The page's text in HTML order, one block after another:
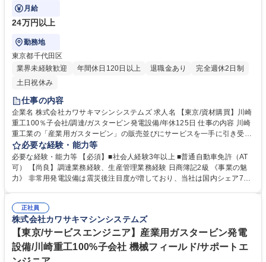
品）調達業務に従事していただきます。
月給
24万円以上
勤務地
東京都千代田区
業界未経験歓迎
年間休日120日以上 退職金あり
完全週休2日制
土日祝休み
仕事の内容
企業名 株式会社カワサキマシンシステムズ 求人名 【東京/資材購買】川崎
重工100％子会社/調達/ガスタービン発電設備/年休125日 仕事の内容 川崎
重工業の「産業用ガスタービン」の販売並びにサービスを一手に引き受け
る当社にて、アフターサービス本部（発電設備のアフターサービスを担う
事業）の資材（人・部品）調達業務に従事していただきます。 １．資材請
負・委託基本契約、指定サービス店およびライセンス店契約の締結および
管理 ２．KHIの管理部門との年次取引条件の設定、その他のKHI窓口業務
後3ヶ月は指導員との2人体制で安心です。 ※変更の範囲:当社の定める業
務 募集職種 【東京/資材購買】川崎重工100％子会社/調達/ガスタービン発
電設備/年休125日
必要な経験・能力等
必要な経験・能力等 【必須】■社会人経験3年以上 ■普通自動車免許（AT
可） 【尚良】調達業務経験、生産管理業務経験 日商簿記2級 《事業の魅
力》 非常用発電設備は震災後注目度が増しており、当社は国内シェア7
しており、バックオフィス業務から強化していくための増員です。 《企業
の強み》 川崎重工グループとして、高度な技術研修やビジネススキル研修
など人財育成に力を入れています。 学歴・資格 学歴：大学院 大学 高専 短
大 専修学校 語学力： 資格：第一種運転免許普通自動車 日商簿記検定2級
正社員
株式会社カワサキマシンシステムズ
【東京/サービスエンジニア】産業用ガスタービン発電
設備/川崎重工100%子会社 機械フィールド/サポートエ